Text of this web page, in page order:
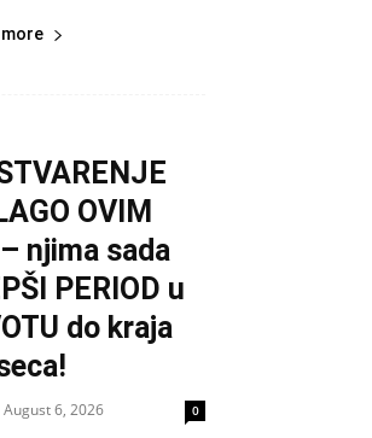
more
OVIM
njima sada
PERIOD u
do kraja
August 6, 2026 0